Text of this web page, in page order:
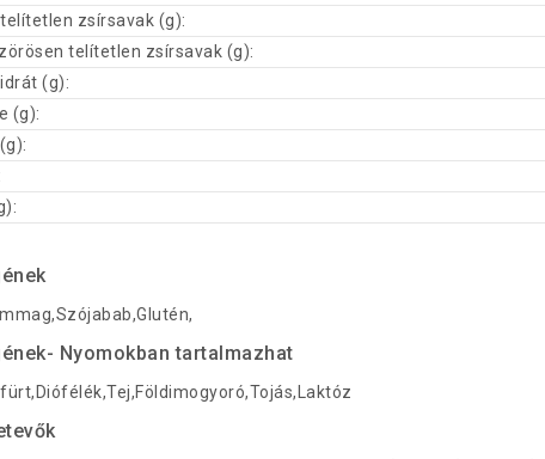
zsírsavak (g):
telítetlen zsírsavak (g):
(g):
(g):
Nyomokban tartalmazhat